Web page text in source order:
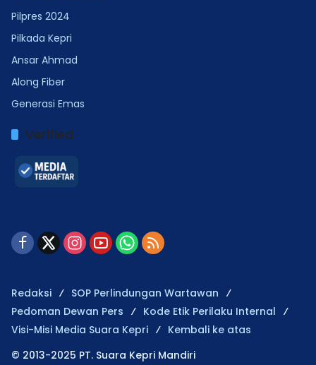
Pilpres 2024
Pilkada Kepri
Ansar Ahmad
Along Fiber
Generasi Emas
Verified
Redaksi
SOP Perlindungan Wartawan
Pedoman Dewan Pers
Kode Etik Perilaku Internal
Visi-Misi Media Suara Kepri
Kembali ke atas
© 2013-2025 PT. Suara Kepri Mandiri